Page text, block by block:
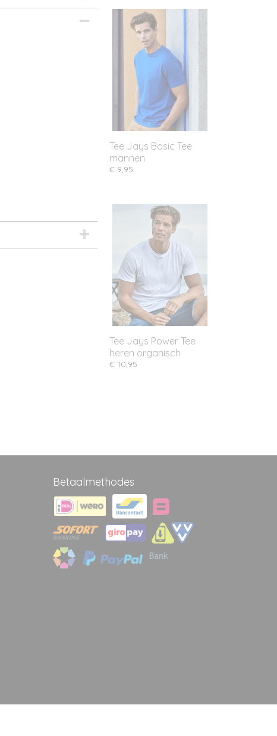
Tee Jays Basic Tee
mannen
€ 9,95
Tee Jays Power Tee
heren organisch
€ 10,95
Betaalmethodes